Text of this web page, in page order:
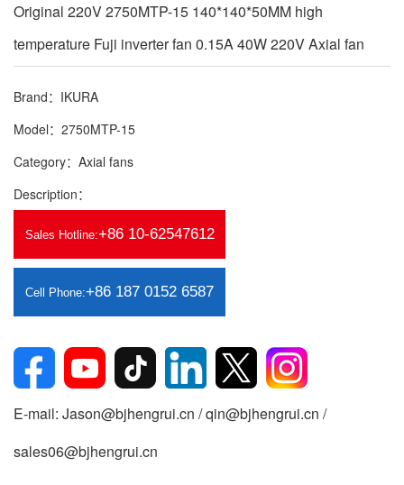
Original 220V 2750MTP-15 140*140*50MM high
temperature Fuji inverter fan 0.15A 40W 220V Axial fan
Brand：IKURA
Model：2750MTP-15
Category：Axial fans
Description：
Sales Hotline:+86 10-62547612
Cell Phone:+86 187 0152 6587
E-mail: Jason@bjhengrui.cn / qin@bjhengrui.cn /
sales06@bjhengrui.cn